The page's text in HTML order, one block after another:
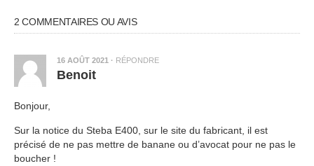
2 COMMENTAIRES OU AVIS
16 AOÛT 2021 · RÉPONDRE
Benoit
Bonjour,
Sur la notice du Steba E400, sur le site du fabricant, il est
précisé de ne pas mettre de banane ou d’avocat pour ne pas le
boucher !